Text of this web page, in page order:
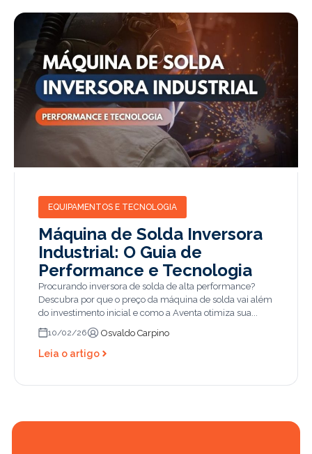
EQUIPAMENTOS E TECNOLOGIA
Máquina de Solda Inversora
Industrial: O Guia de
Performance e Tecnologia
Procurando inversora de solda de alta performance?
Descubra por que o preço da máquina de solda vai além
do investimento inicial e como a Aventa otimiza sua...
10/02/26 Osvaldo Carpino
Leia o artigo